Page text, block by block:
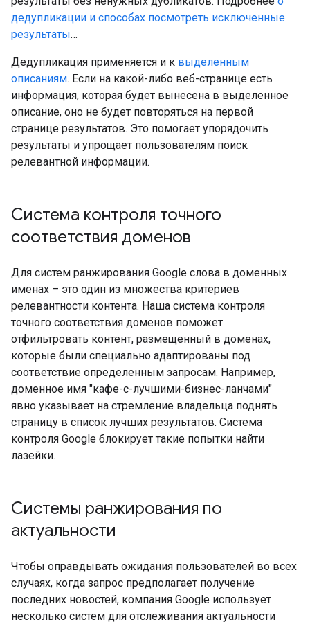
дедупликации и способах посмотреть исключенные
результаты…
Дедупликация применяется и к выделенным
описаниям. Если на какой-либо веб-странице есть
информация, которая будет вынесена в выделенное
описание, оно не будет повторяться на первой
странице результатов. Это помогает упорядочить
результаты и упрощает пользователям поиск
релевантной информации.
Система контроля точного
соответствия доменов
Для систем ранжирования Google слова в доменных
именах – это один из множества критериев
релевантности контента. Наша система контроля
точного соответствия доменов поможет
отфильтровать контент, размещенный в доменах,
которые были специально адаптированы под
соответствие определенным запросам. Например,
доменное имя "кафе-с-лучшими-бизнес-ланчами"
явно указывает на стремление владельца поднять
страницу в список лучших результатов. Система
контроля Google блокирует такие попытки найти
лазейки.
Системы ранжирования по
актуальности
Чтобы оправдывать ожидания пользователей во всех
случаях, когда запрос предполагает получение
последних новостей, компания Google использует
несколько систем для отслеживания актуальности